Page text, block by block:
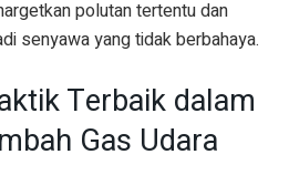
polutan tertentu dan
senyawa yang tidak berbahaya.
Terbaik dalam
Gas Udara